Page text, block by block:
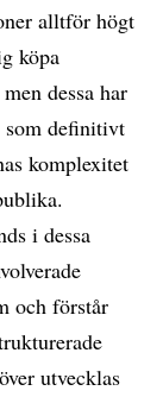
alltför högt
köpa
dessa har
som definitivt
komplexitet
i dessa
och förstår
utvecklas